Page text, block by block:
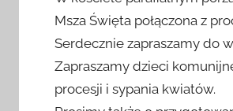
W kościele parafialnym
Msza Święta połączona z
Serdecznie zapraszamy do
Zapraszamy dzieci
procesji i sypania kwiatów.